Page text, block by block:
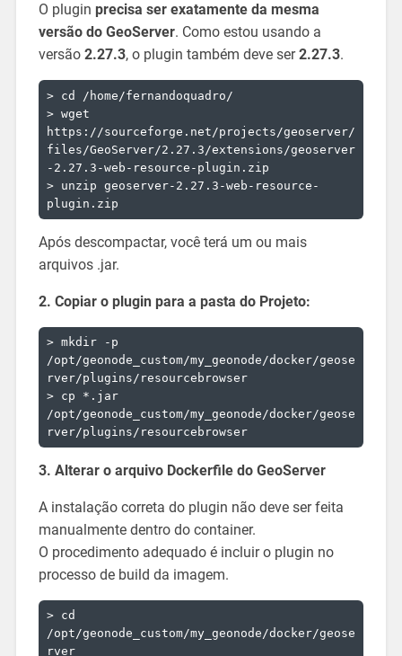
O plugin precisa ser exatamente da mesma
versão do GeoServer. Como estou usando a
versão 2.27.3, o plugin também deve ser2.27.3.
> cd /home/fernandoquadro/
> wget
https://sourceforge.net/projects/geoserver/
files/GeoServer/2.27.3/extensions/geoserver
-2.27.3-web-resource-plugin.zip
> unzip geoserver-2.27.3-web-resource-
Após descompactar, você terá um ou mais
arquivos .jar.
2. Copiar o plugin para a pasta do Projeto:
> mkdir -p
/opt/geonode_custom/my_geonode/docker/geose
rver/plugins/resourcebrowser
> cp *.jar
/opt/geonode_custom/my_geonode/docker/geose
rver/plugins/resourcebrowser
3. Alterar o arquivo Dockerfile do GeoServer
A instalação correta do plugin não deve ser feita
manualmente dentro do container.
O procedimento adequado é incluir o plugin no
processo de build da imagem.
> cd
/opt/geonode_custom/my_geonode/docker/geose
rver